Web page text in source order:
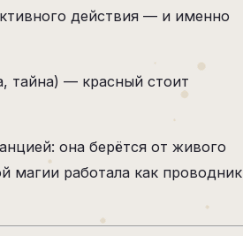
действия — и именно
тайна) — красный стоит
она берётся от живого
магии работала как проводник